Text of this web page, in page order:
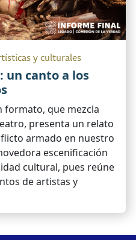
y culturales
un canto a los
formato, que mezcla
presenta un relato
armado en nuestro
escenificación
cultural, pues reúne
de artistas y